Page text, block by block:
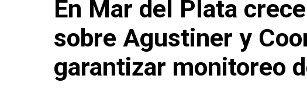
En Mar del Plata
sobre Agustiner y
garantizar monitoreo